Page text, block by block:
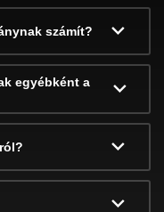
számít?
egyébként a